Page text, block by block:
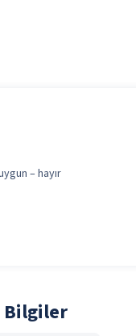
– hayır
Bilgiler